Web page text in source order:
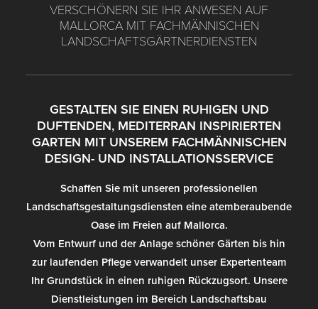
KONTAKT
VERSCHÖNERN SIE IHR ANWESEN AUF
MALLORCA MIT FACHMÄNNISCHEN
LANDSCHAFTSGÄRTNERDIENSTEN
GESTALTEN SIE EINEN RUHIGEN UND
DUFTENDEN, MEDITERRAN INSPIRIERTEN
GARTEN MIT UNSEREM FACHMÄNNISCHEN
DESIGN- UND INSTALLATIONSSERVICE
Schaffen Sie mit unseren professionellen
Landschaftsgestaltungsdiensten eine atemberaubende
Oase im Freien auf Mallorca.
Vom Entwurf und der Anlage schöner Gärten bis hin
zur laufenden Pflege verwandelt unser Expertenteam
Ihr Grundstück in einen ruhigen Rückzugsort. Unsere
Dienstleistungen im Bereich Landschaftsbau